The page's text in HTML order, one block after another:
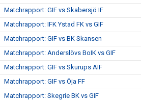
Matchrapport: GIF vs Skabersjö IF
Matchrapport: IFK Ystad FK vs GIF
Matchrapport: GIF vs BK Skansen
Matchrapport: Anderslövs BoIK vs GIF
Matchrapport: GIF vs Skurups AIF
Matchrapport: GIF vs Öja FF
Matchrapport: Skegrie BK vs GIF